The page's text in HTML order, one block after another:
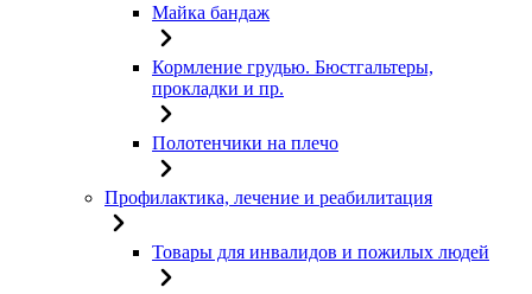
Майка бандаж
Кормление грудью. Бюстгальтеры,
прокладки и пр.
Полотенчики на плечо
Профилактика, лечение и реабилитация
Товары для инвалидов и пожилых людей